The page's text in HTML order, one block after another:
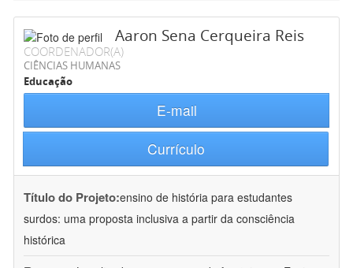
Aaron Sena Cerqueira Reis
COORDENADOR(A)
CIÊNCIAS HUMANAS
Educação
E-mail
Currículo
Título do Projeto:ensino de história para estudantes
surdos: uma proposta inclusiva a partir da consciência
histórica